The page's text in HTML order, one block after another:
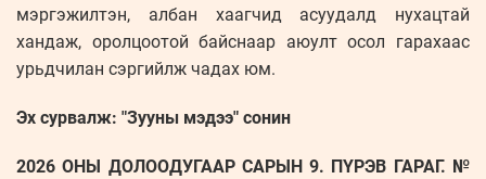
мэргэжилтэн, албан хаагчид асуудалд нухацтай
хандаж, оролцоотой байснаар аюулт осол гарахаас
урьдчилан сэргийлж чадах юм.
Эх сурвалж: "Зууны мэдээ" сонин
2026 ОНЫ ДОЛООДУГААР САРЫН 9. ПҮРЭВ ГАРАГ. №